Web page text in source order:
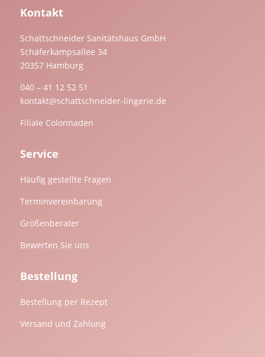
Kontakt
Schattschneider Sanitätshaus GmbH
Schäferkampsallee 34
20357 Hamburg
040 – 41 12 52 51
kontakt@schattschneider-lingerie.de
Filiale Colonnaden
Service
Häufig gestellte Fragen
Terminvereinbarung
Größenberater
Bewerten Sie uns
Bestellung
Bestellung per Rezept
Versand und Zahlung